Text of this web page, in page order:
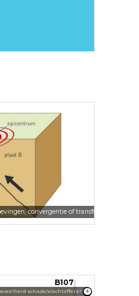
convergentie of transform?
B107
schade/slachtoffers?